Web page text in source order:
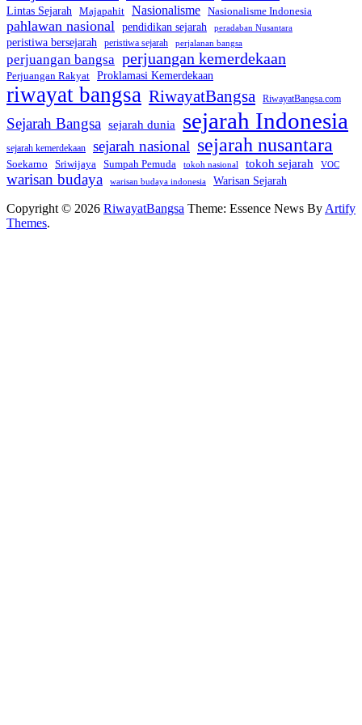
Lintas Sejarah Majapahit Nasionalisme Nasionalisme Indonesia
pahlawan nasional pendidikan sejarah peradaban Nusantara
peristiwa bersejarah peristiwa sejarah perjalanan bangsa
perjuangan bangsa perjuangan kemerdekaan
Perjuangan Rakyat Proklamasi Kemerdekaan
riwayat bangsa RiwayatBangsa RiwayatBangsa.com
Sejarah Bangsa sejarah dunia sejarah Indonesia
sejarah kemerdekaan sejarah nasional sejarah nusantara
Soekarno Sriwijaya Sumpah Pemuda tokoh nasional tokoh sejarah VOC
warisan budaya warisan budaya indonesia Warisan Sejarah
Copyright © 2026 RiwayatBangsa Theme: Essence News By Artify
Themes.